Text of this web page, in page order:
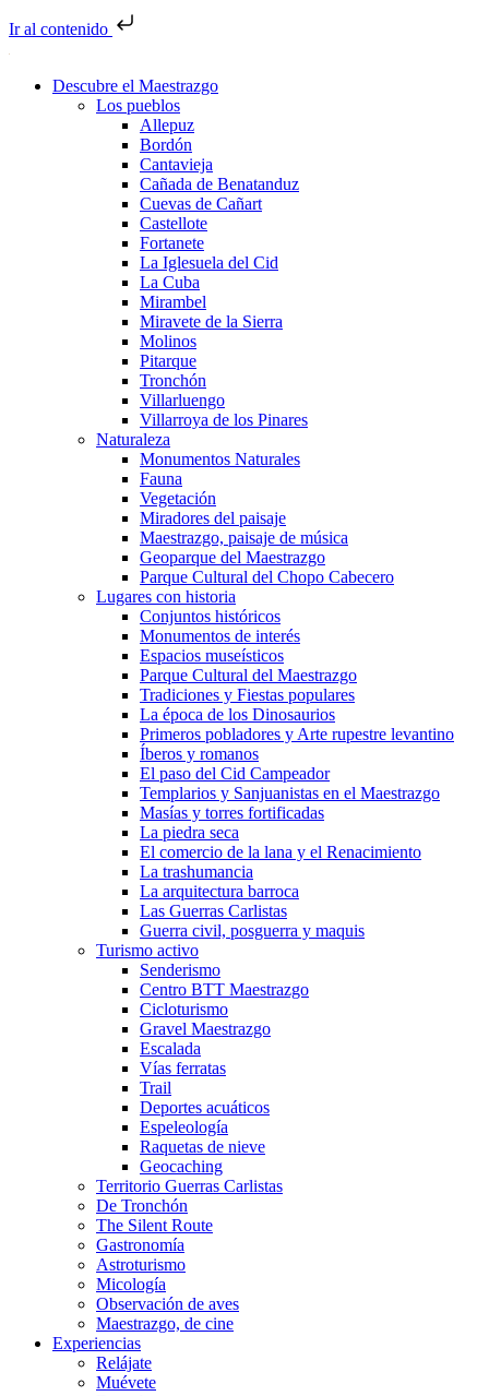
Ir al contenido
Descubre el Maestrazgo
Los pueblos
Allepuz
Bordón
Cantavieja
Cañada de Benatanduz
Cuevas de Cañart
Castellote
Fortanete
La Iglesuela del Cid
La Cuba
Mirambel
Miravete de la Sierra
Molinos
Pitarque
Tronchón
Villarluengo
Villarroya de los Pinares
Naturaleza
Monumentos Naturales
Fauna
Vegetación
Miradores del paisaje
Maestrazgo, paisaje de música
Geoparque del Maestrazgo
Parque Cultural del Chopo Cabecero
Lugares con historia
Conjuntos históricos
Monumentos de interés
Espacios museísticos
Parque Cultural del Maestrazgo
Tradiciones y Fiestas populares
La época de los Dinosaurios
Primeros pobladores y Arte rupestre levantino
Íberos y romanos
El paso del Cid Campeador
Templarios y Sanjuanistas en el Maestrazgo
Masías y torres fortificadas
La piedra seca
El comercio de la lana y el Renacimiento
La trashumancia
La arquitectura barroca
Las Guerras Carlistas
Guerra civil, posguerra y maquis
Turismo activo
Senderismo
Centro BTT Maestrazgo
Cicloturismo
Gravel Maestrazgo
Escalada
Vías ferratas
Trail
Deportes acuáticos
Espeleología
Raquetas de nieve
Geocaching
Territorio Guerras Carlistas
De Tronchón
The Silent Route
Gastronomía
Astroturismo
Micología
Observación de aves
Maestrazgo, de cine
Experiencias
Relájate
Muévete